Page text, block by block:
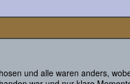
und alle waren anders,